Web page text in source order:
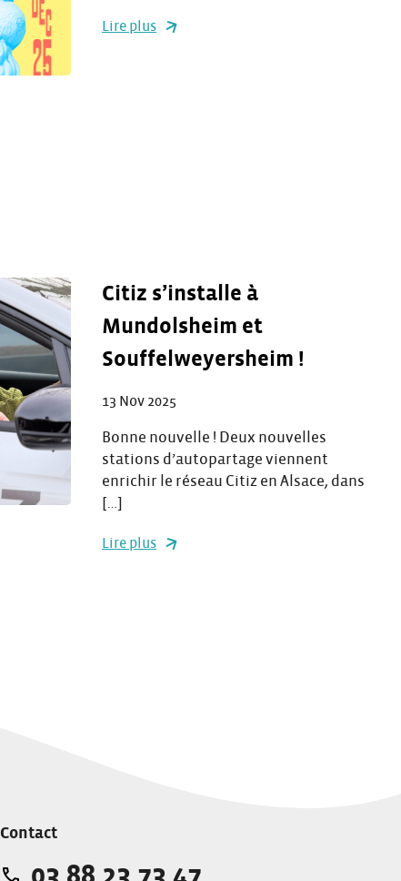
Lire plus
Citiz s’installe à
Mundolsheim et
Souffelweyersheim !
13 Nov 2025
Bonne nouvelle ! Deux nouvelles
stations d’autopartage viennent
enrichir le réseau Citiz en Alsace, dans
Lire plus
Contact